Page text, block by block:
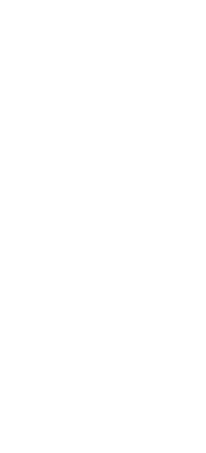
sua cobertura hoje